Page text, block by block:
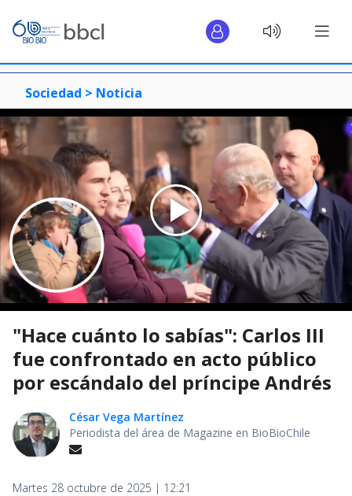
Sociedad > Noticia
"Hace cuánto lo sabías": Carlos III
fue confrontado en acto público
por escándalo del príncipe Andrés
César Vega Martínez
Periodista del área de Magazine en BioBioChile
Martes 28 octubre de 2025 | 12:21